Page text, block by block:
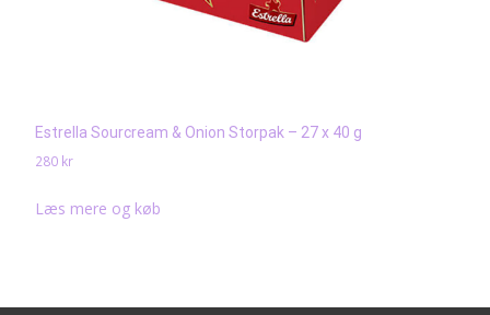
Estrella Sourcream & Onion Storpak – 27 x 40 g
280 kr
Læs mere og køb